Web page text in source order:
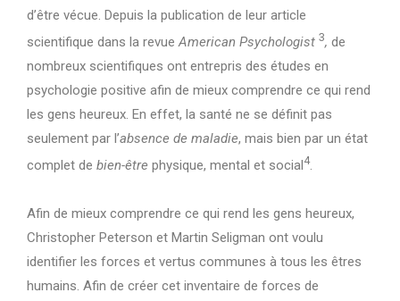
d’être vécue. Depuis la publication de leur article
scientifique dans la revueAmerican Psychologist 3, de
nombreux scientifiques ont entrepris des études en
psychologie positive afin de mieux comprendre ce qui rend
les gens heureux. En effet, la santé ne se définit pas
seulement par l’absence de maladie, mais bien par un état
complet de bien-être physique, mental et social4.
Afin de mieux comprendre ce qui rend les gens heureux,
Christopher Peterson et Martin Seligman ont voulu
identifier les forces et vertus communes à tous les êtres
humains. Afin de créer cet inventaire de forces de